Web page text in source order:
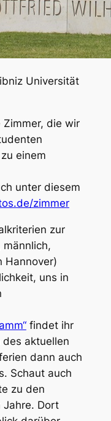
Universität
Zimmer, die wir
einem
unter diesem
zimmer
zur
männlich,
Hannover)
uns in
findet ihr
aktuellen
dann auch
Schaut auch
zu den
Jahre. Dort